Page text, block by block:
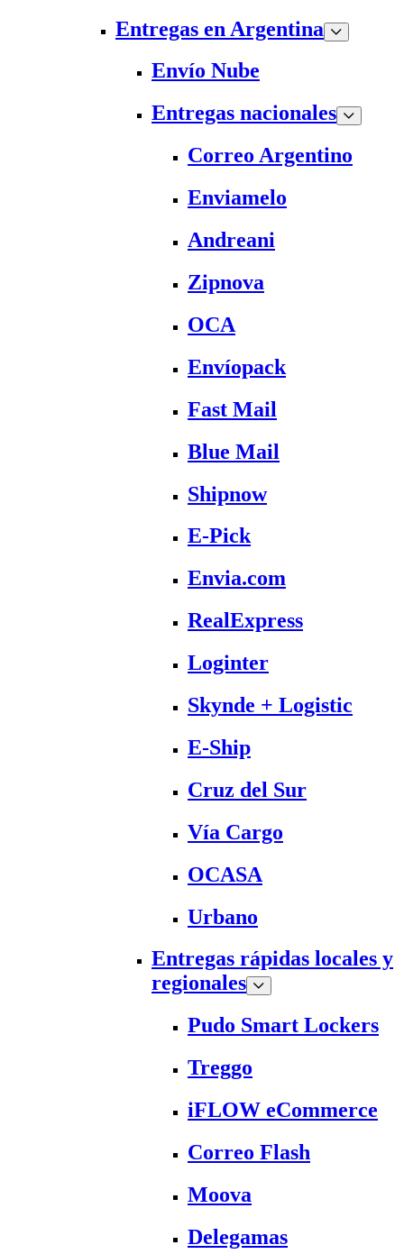
Entregas en Argentina
Envío Nube
Entregas nacionales
Correo Argentino
Enviamelo
Andreani
Zipnova
OCA
Envíopack
Fast Mail
Blue Mail
Shipnow
E-Pick
Envia.com
RealExpress
Loginter
Skynde + Logistic
E-Ship
Cruz del Sur
Vía Cargo
OCASA
Urbano
Entregas rápidas locales y
regionales
Pudo Smart Lockers
Treggo
iFLOW eCommerce
Correo Flash
Moova
Delegamas